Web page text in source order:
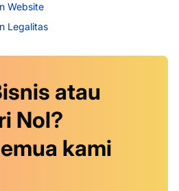
Website
Legalitas
atau
Nol?
kami